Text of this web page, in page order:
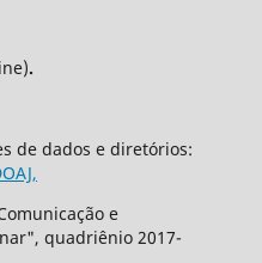
.
de dados e diretórios:
e
quadriênio 2017-